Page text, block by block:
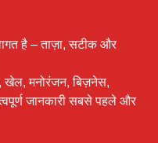
है – ताज़ा, सटीक और
खेल, मनोरंजन, बिज़नेस,
जानकारी सबसे पहले और